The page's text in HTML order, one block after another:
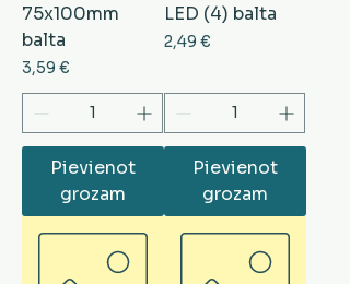
75x100mm
balta
Cena
3,59 €
Pievienot
grozam
LED (4) balta
Cena
2,49 €
Pievienot
grozam